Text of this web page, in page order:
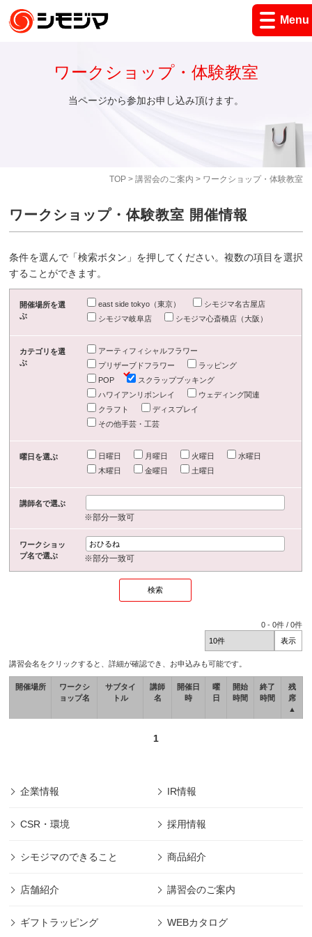
Menu
TOP> 講習会のご案内 > ワークショップ・体験教室
ワークショップ・体験教室
当ページから参加お申し込み頂けます。
ワークショップ・体験教室 開催情報
条件を選んで「検索ボタン」を押してください。複数の項目を選択
することができます。
開催場所を選
ぶ
east side tokyo（東京）
シモジマ名古屋店
シモジマ岐阜店
シモジマ心斎橋店（大阪）
カテゴリを選
ぶ
アーティフィシャルフラワー
プリザーブドフラワー
ラッピング
POP
スクラップブッキング
ハワイアンリボンレイ
ウェディング関連
クラフト
ディスプレイ
その他手芸・工芸
曜日を選ぶ 日曜日 月曜日 火曜日
水曜日
木曜日
金曜日 土曜日
講師名で選ぶ
※部分一致可
ワークショッ
プ名で選ぶ
※部分一致可
0 -0件 /0件
講習会名をクリックすると、詳細が確認でき、お申込みも可能です。
開催場所
ワークシ
ョップ名
サブタイ
トル
講師
名
開催日
時
曜
日
開始
時間
終了
時間
残
席
▲
1
企業情報 IR情報
CSR・環境 採用情報
シモジマのできること 商品紹介
店舗紹介 講習会のご案内
ギフトラッピング WEBカタログ